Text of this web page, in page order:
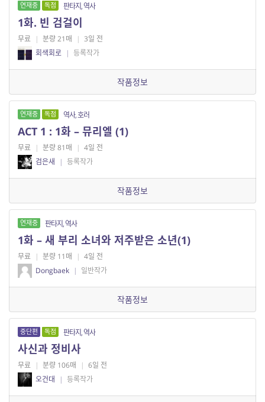
연재중 독점 판타지, 역사
1화. 빈 검걸이
무료 | 분량 21매 | 3일 전
회색회로 | 등록작가
작품정보
연재중 독점 역사, 호러
ACT 1 : 1화 – 뮤리엘 (1)
무료 | 분량 81매 | 4일 전
검은새
| 등록작가
작품정보
연재중 판타지, 역사
1화 – 새 부리 소녀와 저주받은 소년(1)
무료 | 분량 11매 | 4일 전
Dongbaek | 일반작가
작품정보
중단편 독점 판타지, 역사
사신과 정비사
무료 | 분량 106매 | 6일 전
오건대
| 등록작가